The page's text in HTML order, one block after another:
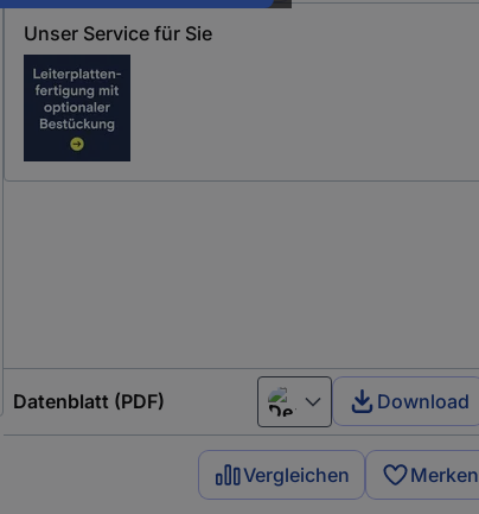
Unser Service für Sie
Datenblatt (PDF) Deutsch (Deutschland)
Download
Vergleichen Merken